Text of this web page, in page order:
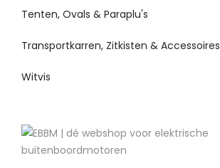
Tenten, Ovals & Paraplu's
Transportkarren, Zitkisten & Accessoires
Witvis